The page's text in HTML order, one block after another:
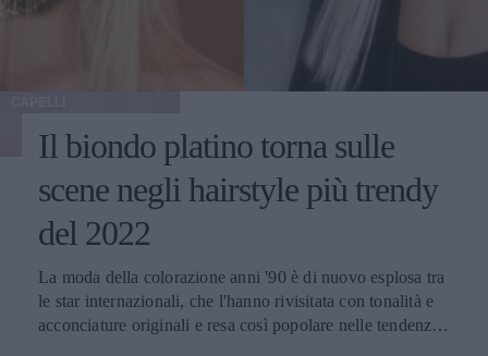
Il biondo platino torna sulle
scene negli hairstyle più trendy
del 2022
La moda della colorazione anni '90 è di nuovo esplosa tra
le star internazionali, che l'hanno rivisitata con tonalità e
acconciature originali e resa così popolare nelle tendenze